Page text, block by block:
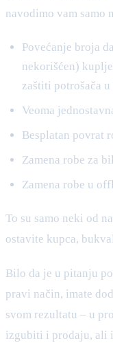
navodimo vam samo
Povećanje broja
nekorišćen)
zaštiti potrošača
Veoma
Besplatan povrat
Zamena robe za
Zamena robe u
To su samo neki od
ostavite kupca,
Bilo da je u pitanju
pravi način, imate
svom rezultatu – u
izgubiti i prodaju, ali